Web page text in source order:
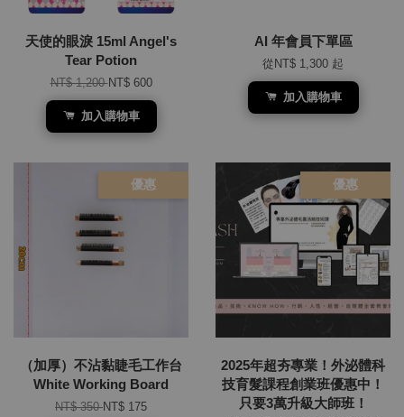
天使的眼淚 15ml Angel's
Tear Potion
NT$ 1,200NT$ 600
加入購物車
AI 年會員下單區
從 NT$ 1,300 起
加入購物車
優惠
（加厚）不沾黏睫毛工作台
White Working Board
NT$ 350NT$ 175
優惠
2025年超夯專業！外泌體科
技育髮課程創業班優惠中！
只要3萬升級大師班！